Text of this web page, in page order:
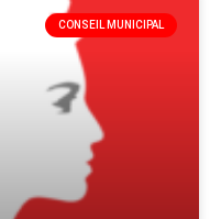
CONSEIL MUNICIPAL